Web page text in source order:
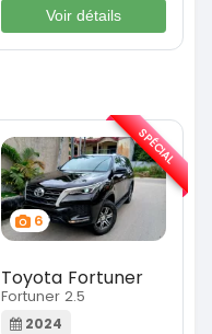
Voir détails
6
Toyota Fortuner
Fortuner 2.5
2024
SPÉCIAL